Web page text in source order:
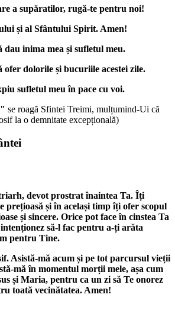
a supăratilor, rugă-te pentru noi!
și al Sfântului Spirit. Amen!
dau inima mea și sufletul meu.
ofer dolorile și bucuriile acestei zile.
sufletul meu în pace cu voi.
se roagă Sfintei Treimi, mulțumind-Ui că
la o demnitate excepțională)
devot prostrat înaintea Ta. Îți
prețioasă și în același timp îți ofer scopul
și sincere. Orice pot face în cinstea Ta
să-l fac pentru a-ți arăta
pentru Tine.
Asistă-mă acum și pe tot parcursul vieții
mă în momentul morții mele, așa cum
și Maria, pentru ca un zi să Te onorez
toată vecinătatea. Amen!